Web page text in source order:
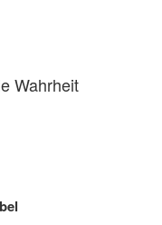
Wahrheit